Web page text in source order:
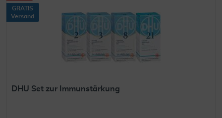
GRATIS
Versand
DHU Set zur Immunstärkung